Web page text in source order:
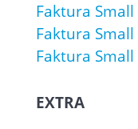
Faktura
Faktura
Faktura
EXTRA